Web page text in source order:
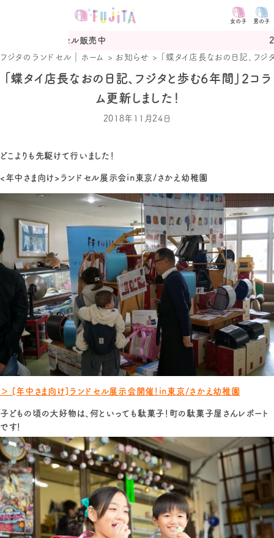
女の子 男の子
2027年度カタログ
フジタのランドセル｜ホーム
> お知らせ > 「蝶タイ店長なおの日記、フ
「蝶タイ店長なおの日記、フジタと歩む6年間」2コラ
ム更新しました！
2018年11月24日
どこよりも先駆けて行いました！
<年中さま向け>ランドセル展示会in東京/さかえ幼稚園
＞ [年中さま向け]ランドセル展示会開催！in東京/さかえ幼稚園
子どもの頃の大好物は、何といっても駄菓子！町の駄菓子屋さんレポート
です！